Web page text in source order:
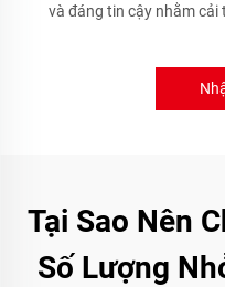
và đáng tin cậy nhằm
Tại Sao Nên
Số Lượng